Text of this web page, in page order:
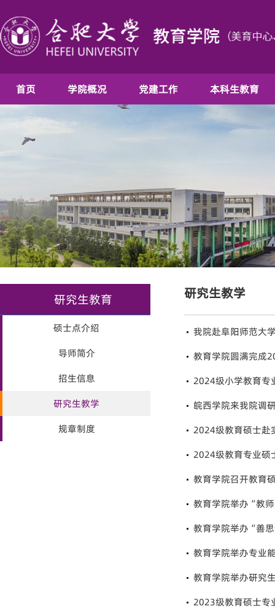
首页 学院概况 党建工作 本科生教育
研究生教育
硕士点介绍
导师简介
招生信息
研究生教学
规章制度
研究生教学
我院赴阜阳师范大
教育学院圆满完成
2024级小学教育专
皖西学院来我院调
2024级教育硕士赴
2024级教育专业硕
教育学院召开教育
教育学院举办“教
教育学院举办“善
教育学院举办专业
教育学院举办研究
2023级教育硕士专